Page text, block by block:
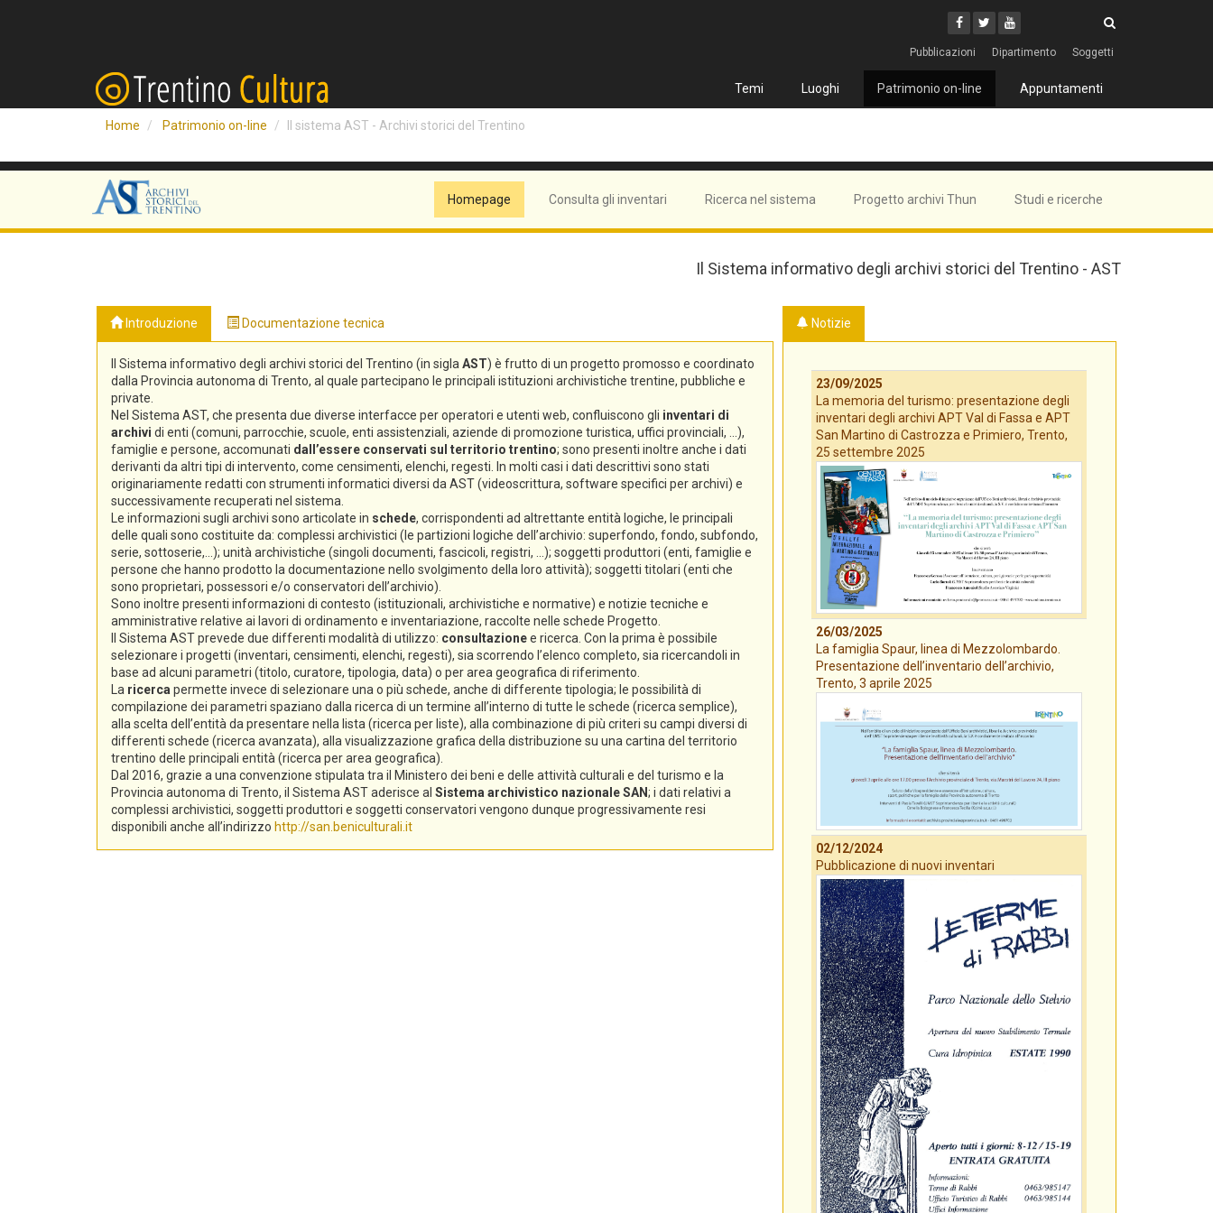
Facebook
Twitter
Youtube
Pubblicazioni Dipartimento Soggetti
Temi Luoghi Patrimonio on-line Appuntamenti
Home Patrimonio on-line Il sistema AST - Archivi storici del Trentino
Homepage Consulta gli inventari Ricerca nel sistema Progetto archivi Thun Studi e ricerche
Il Sistema informativo degli archivi storici del Trentino - AST
Introduzione Documentazione tecnica
Il Sistema informativo degli archivi storici del Trentino (in sigla AST) è frutto di un progetto promosso e coordinato
dalla Provincia autonoma di Trento, al quale partecipano le principali istituzioni archivistiche trentine, pubbliche e
private.
Nel Sistema AST, che presenta due diverse interfacce per operatori e utenti web, confluiscono gli inventari di
archivi di enti (comuni, parrocchie, scuole, enti assistenziali, aziende di promozione turistica, uffici provinciali, ...),
famiglie e persone, accomunati dall’essere conservati sul territorio trentino; sono presenti inoltre anche i dati
derivanti da altri tipi di intervento, come censimenti, elenchi, regesti. In molti casi i dati descrittivi sono stati
originariamente redatti con strumenti informatici diversi da AST (videoscrittura, software specifici per archivi) e
successivamente recuperati nel sistema.
Le informazioni sugli archivi sono articolate in schede, corrispondenti ad altrettante entità logiche, le principali
delle quali sono costituite da: complessi archivistici (le partizioni logiche dell’archivio: superfondo, fondo, subfondo,
serie, sottoserie,...); unità archivistiche (singoli documenti, fascicoli, registri, ...); soggetti produttori (enti, famiglie e
persone che hanno prodotto la documentazione nello svolgimento della loro attività); soggetti titolari (enti che
sono proprietari, possessori e/o conservatori dell’archivio).
Sono inoltre presenti informazioni di contesto (istituzionali, archivistiche e normative) e notizie tecniche e
amministrative relative ai lavori di ordinamento e inventariazione, raccolte nelle schede Progetto.
Il Sistema AST prevede due differenti modalità di utilizzo: consultazionee ricerca. Con la prima è possibile
selezionare i progetti (inventari, censimenti, elenchi, regesti), sia scorrendo l’elenco completo, sia ricercandoli in
base ad alcuni parametri (titolo, curatore, tipologia, data) o per area geografica di riferimento.
La ricerca permette invece di selezionare una o più schede, anche di differente tipologia; le possibilità di
compilazione dei parametri spaziano dalla ricerca di un termine all’interno di tutte le schede (ricerca semplice),
alla scelta dell’entità da presentare nella lista (ricerca per liste), alla combinazione di più criteri su campi diversi di
differenti schede (ricerca avanzata), alla visualizzazione grafica della distribuzione su una cartina del territorio
trentino delle principali entità (ricerca per area geografica).
Dal 2016, grazie a una convenzione stipulata tra il Ministero dei beni e delle attività culturali e del turismo e la
Provincia autonoma di Trento, il Sistema AST aderisce al Sistema archivistico nazionale SAN; i dati relativi a
complessi archivistici, soggetti produttori e soggetti conservatori vengono dunque progressivamente resi
disponibili anche all’indirizzo http://san.beniculturali.it
Notizie
23/09/2025
La memoria del turismo: presentazione degli
inventari degli archivi APT Val di Fassa e APT
San Martino di Castrozza e Primiero, Trento,
25 settembre 2025
26/03/2025
La famiglia Spaur, linea di Mezzolombardo.
Presentazione dell’inventario dell’archivio,
Trento, 3 aprile 2025
02/12/2024
Pubblicazione di nuovi inventari